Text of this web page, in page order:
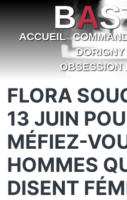
BA
ACCUEIL
DORIGNY
OBSESSION
FLORA
13 JUIN
MÉFIEZ-
HOMMES
DISENT